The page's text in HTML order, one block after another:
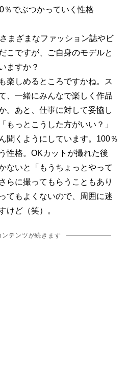
でぶつかっていく性格
まざまなファッション誌やビ
こですが、ご自身のモデルと
ますか？
しめるところですかね。ス
、一緒にみんなで楽しく作品
。あと、仕事に対して妥協し
もっとこうした方がいい？」
聞くようにしています。100％
性格。OKカットが撮れた後
ないと「もうちょっとやって
らに撮ってもらうこともあり
てもよくないので、周囲に迷
けど（笑）。
ンテンツが続きます